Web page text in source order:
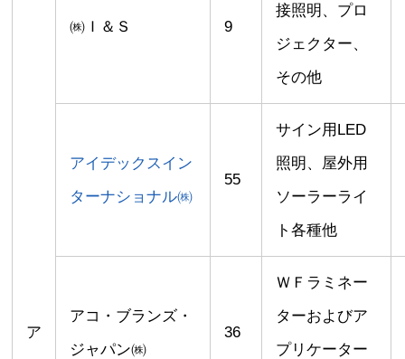
ア
㈱Ｉ＆Ｓ 9
接照明、プロ
ジェクター、
その他
アイデックスイン
ターナショナル㈱
55
サイン用LED
照明、屋外用
ソーラーライ
ト各種他
アコ・ブランズ・
ジャパン㈱
36
ＷＦラミネー
ターおよびア
プリケーター